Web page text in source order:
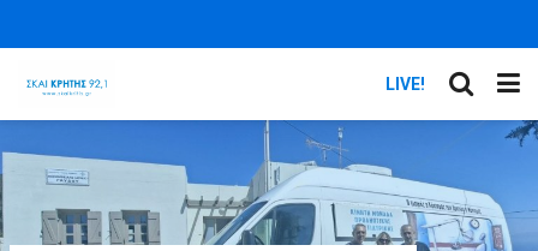
LIVE!